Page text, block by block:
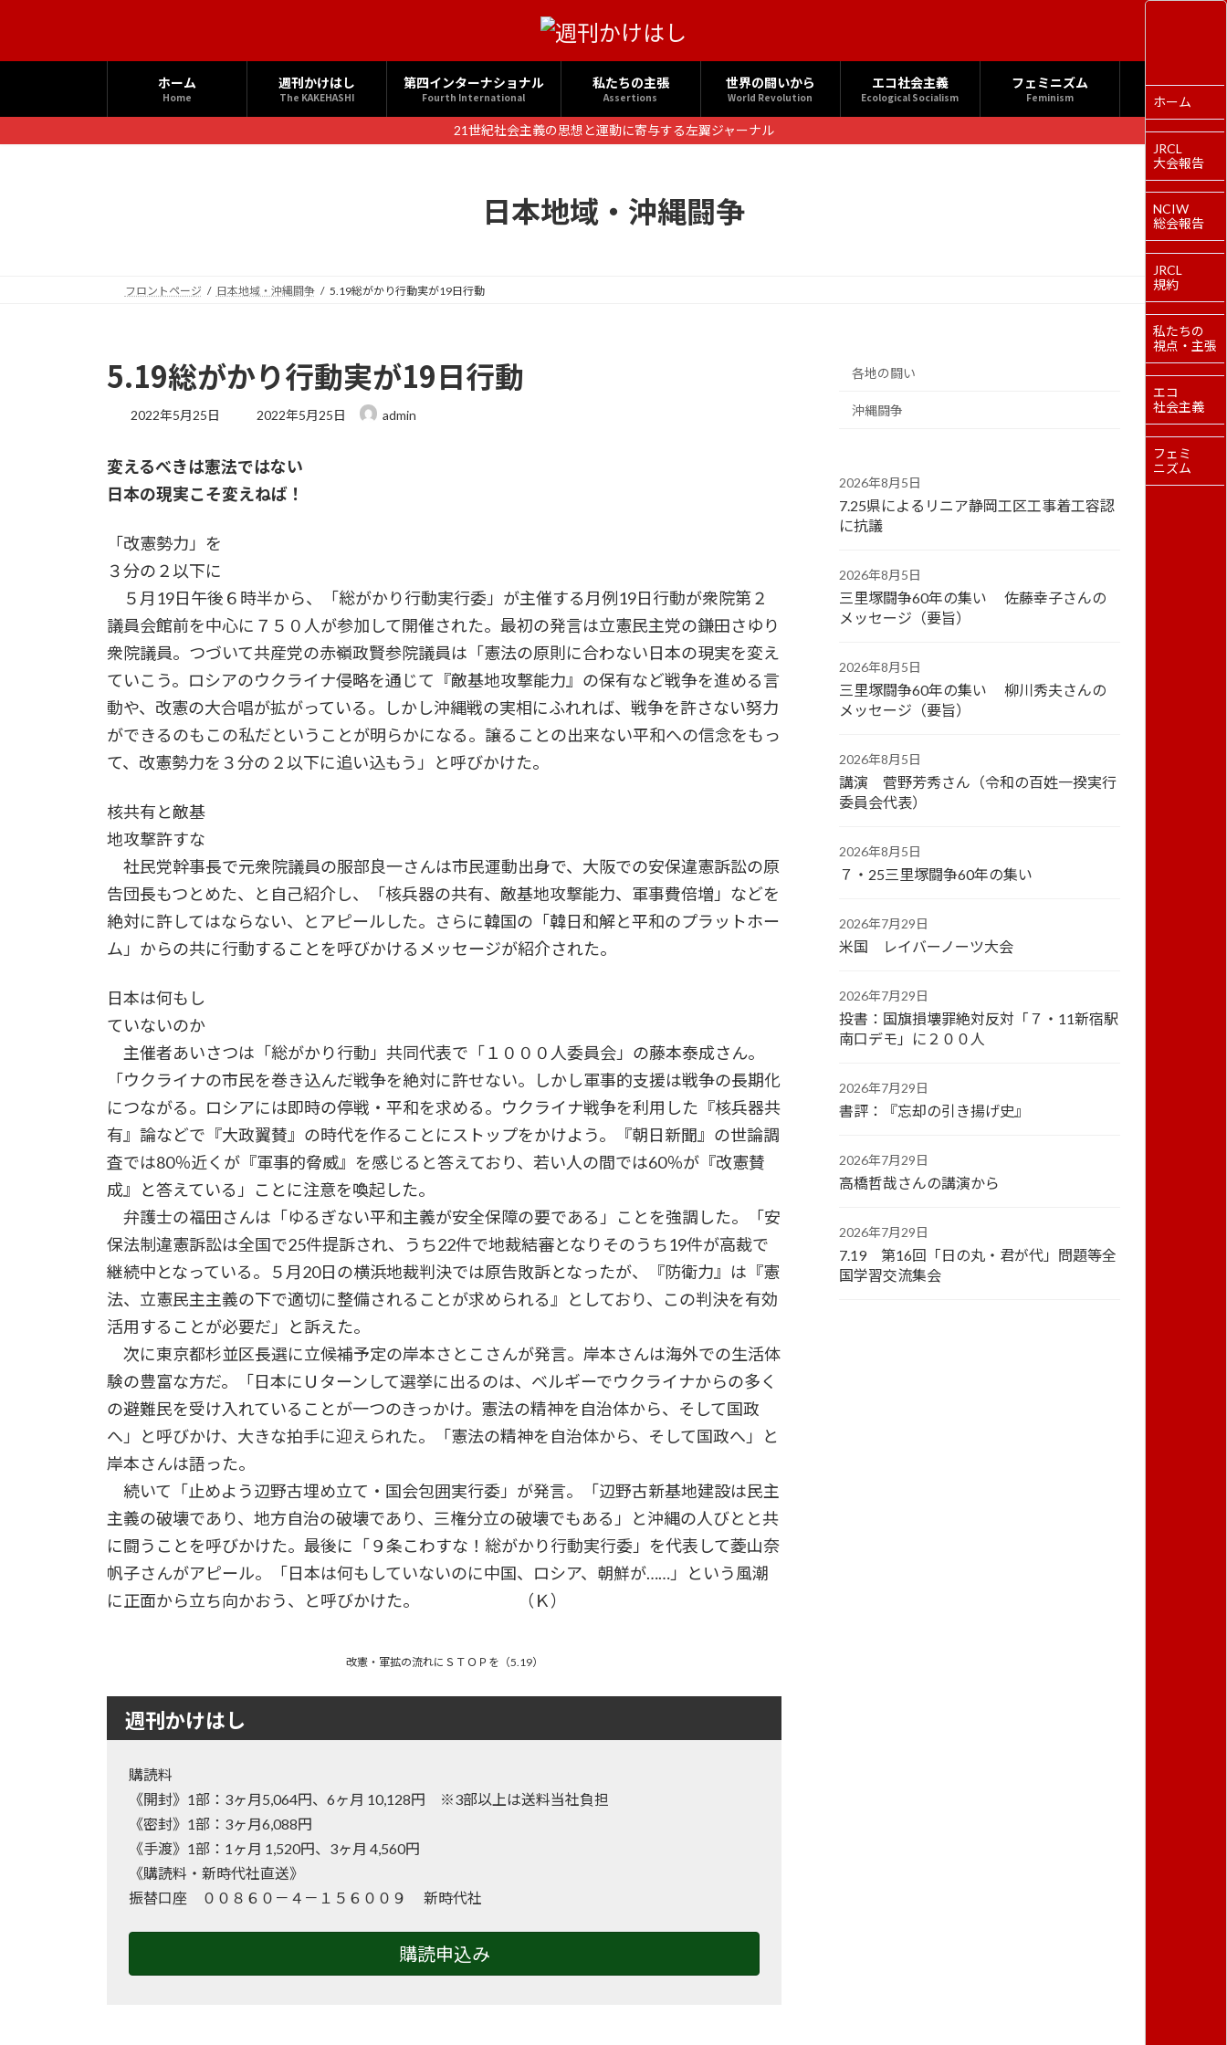
へ
ス
ョ
ン
ホーム
Home
週刊かけはし
The KAKEHASHI
第四インターナショナル
Fourth International
私たちの主張
Assertions
世界の闘いから
World Revolution
エコ社会主義
Ecological Socialism
フェミニズム
Feminism
21世紀社会主義の思想と運動に寄与する左翼ジャーナル
日本地域・沖縄闘争
フロントページ 日本地域・沖縄闘争 5.19総がかり行動実が19日行動
5.19総がかり行動実が19日行動
2022年5月25日
最
新
日
時
2022年5月25日 admin
変えるべきは憲法ではない
日本の現実こそ変えねば！
「改憲勢力」を
３分の２以下に
５月19日午後６時半から、「総がかり行動実行委」が主催する月例19日行動が衆院第２
議員会館前を中心に７５０人が参加して開催された。最初の発言は立憲民主党の鎌田さゆり
衆院議員。つづいて共産党の赤嶺政賢参院議員は「憲法の原則に合わない日本の現実を変え
ていこう。ロシアのウクライナ侵略を通じて『敵基地攻撃能力』の保有など戦争を進める言
動や、改憲の大合唱が拡がっている。しかし沖縄戦の実相にふれれば、戦争を許さない努力
ができるのもこの私だということが明らかになる。譲ることの出来ない平和への信念をもっ
て、改憲勢力を３分の２以下に追い込もう」と呼びかけた。
核共有と敵基
地攻撃許すな
社民党幹事長で元衆院議員の服部良一さんは市民運動出身で、大阪での安保違憲訴訟の原
告団長もつとめた、と自己紹介し、「核兵器の共有、敵基地攻撃能力、軍事費倍増」などを
絶対に許してはならない、とアピールした。さらに韓国の「韓日和解と平和のプラットホー
ム」からの共に行動することを呼びかけるメッセージが紹介された。
日本は何もし
ていないのか
主催者あいさつは「総がかり行動」共同代表で「１０００人委員会」の藤本泰成さん。
「ウクライナの市民を巻き込んだ戦争を絶対に許せない。しかし軍事的支援は戦争の長期化
につながる。ロシアには即時の停戦・平和を求める。ウクライナ戦争を利用した『核兵器共
有』論などで『大政翼賛』の時代を作ることにストップをかけよう。『朝日新聞』の世論調
査では80％近くが『軍事的脅威』を感じると答えており、若い人の間では60％が『改憲賛
成』と答えている」ことに注意を喚起した。
弁護士の福田さんは「ゆるぎない平和主義が安全保障の要である」ことを強調した。「安
保法制違憲訴訟は全国で25件提訴され、うち22件で地裁結審となりそのうち19件が高裁で
継続中となっている。５月20日の横浜地裁判決では原告敗訴となったが、『防衛力』は『憲
法、立憲民主主義の下で適切に整備されることが求められる』としており、この判決を有効
活用することが必要だ」と訴えた。
次に東京都杉並区長選に立候補予定の岸本さとこさんが発言。岸本さんは海外での生活体
験の豊富な方だ。「日本にＵターンして選挙に出るのは、ベルギーでウクライナからの多く
の避難民を受け入れていることが一つのきっかけ。憲法の精神を自治体から、そして国政
へ」と呼びかけ、大きな拍手に迎えられた。「憲法の精神を自治体から、そして国政へ」と
岸本さんは語った。
続いて「止めよう辺野古埋め立て・国会包囲実行委」が発言。「辺野古新基地建設は民主
主義の破壊であり、地方自治の破壊であり、三権分立の破壊でもある」と沖縄の人びとと共
に闘うことを呼びかけた。最後に「９条こわすな！総がかり行動実行委」を代表して菱山奈
帆子さんがアピール。「日本は何もしていないのに中国、ロシア、朝鮮が……」という風潮
に正面から立ち向かおう、と呼びかけた。 （Ｋ）
改憲・軍拡の流れにＳＴＯＰを（5.19）
週刊かけはし
購読料
《開封》1部：3ヶ月5,064円、6ヶ月 10,128円 ※3部以上は送料当社負担
《密封》1部：3ヶ月6,088円
《手渡》1部：1ヶ月 1,520円、3ヶ月 4,560円
《購読料・新時代社直送》
振替口座 ００８６０－４－１５６００９ 新時代社
購読申込み
各地の闘い
沖縄闘争
2026年8月5日
7.25県によるリニア静岡工区工事着工容認
に抗議
2026年8月5日
三里塚闘争60年の集い 佐藤幸子さんの
メッセージ（要旨）
2026年8月5日
三里塚闘争60年の集い 柳川秀夫さんの
メッセージ（要旨）
2026年8月5日
講演 菅野芳秀さん（令和の百姓一揆実行
委員会代表）
2026年8月5日
７・25三里塚闘争60年の集い
2026年7月29日
米国 レイバーノーツ大会
2026年7月29日
投書：国旗損壊罪絶対反対「７・11新宿駅
南口デモ」に２００人
2026年7月29日
書評：『忘却の引き揚げ史』
2026年7月29日
高橋哲哉さんの講演から
2026年7月29日
7.19 第16回「日の丸・君が代」問題等全
国学習交流集会
ホーム
JRCL
大会報告
NCIW
総会報告
JRCL
規約
私たちの
視点・主張
エコ
社会主義
フェミ
ニズム